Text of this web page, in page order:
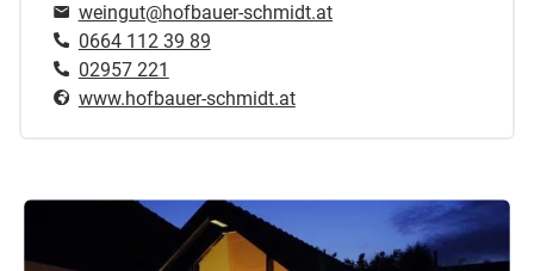
weingut@hofbauer-schmidt.at
0664 112 39 89
02957 221
www.hofbauer-schmidt.at